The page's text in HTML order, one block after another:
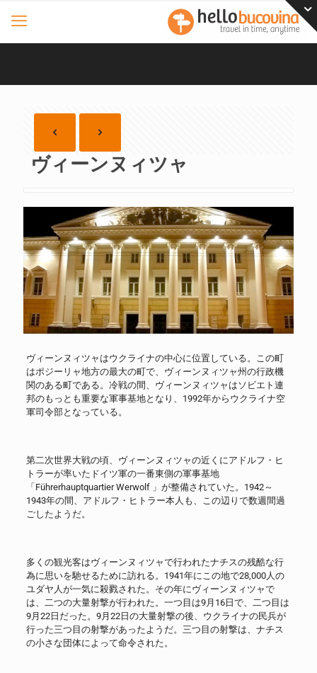
ヴィーンヌィツャ
ヴィーンヌィツャはウクライナの中心に位置している。この町
はポジーリャ地方の最大の町で、ヴィーンヌィツャ州の行政機
関のある町である。冷戦の間、ヴィーンヌィツャはソビエト連
邦のもっとも重要な軍事基地となり、1992年からウクライナ空
軍司令部となっている。
第二次世界大戦の頃、ヴィーンヌィツャの近くにアドルフ・ヒ
トラーが率いたドイツ軍の一番東側の軍事基地
「Führerhauptquartier Werwolf 」が整備されていた。1942～
1943年の間、アドルフ・ヒトラー本人も、この辺りで数週間過
ごしたようだ。
多くの観光客はヴィーンヌィツャで行われたナチスの残酷な行
為に思いを馳せるために訪れる。1941年にこの地で28,000人の
ユダヤ人が一気に殺戮された。その年にヴィーンヌィツャで
は、二つの大量射撃が行われた。一つ目は9月16日で、二つ目は
9月22日だった。9月22日の大量射撃の後、ウクライナの民兵が
行った三つ目の射撃があったようだ。三つ目の射撃は、ナチス
の小さな団体によって命令された。